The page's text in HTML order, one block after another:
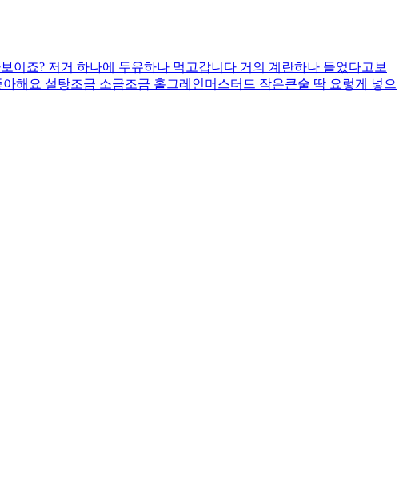
이죠? 저거 하나에 두유하나 먹고갑니다 거의 계란하나 들었다고보
해요 설탕조금 소금조금 홀그레인머스터드 작은큰술 딱 요렇게 넣으